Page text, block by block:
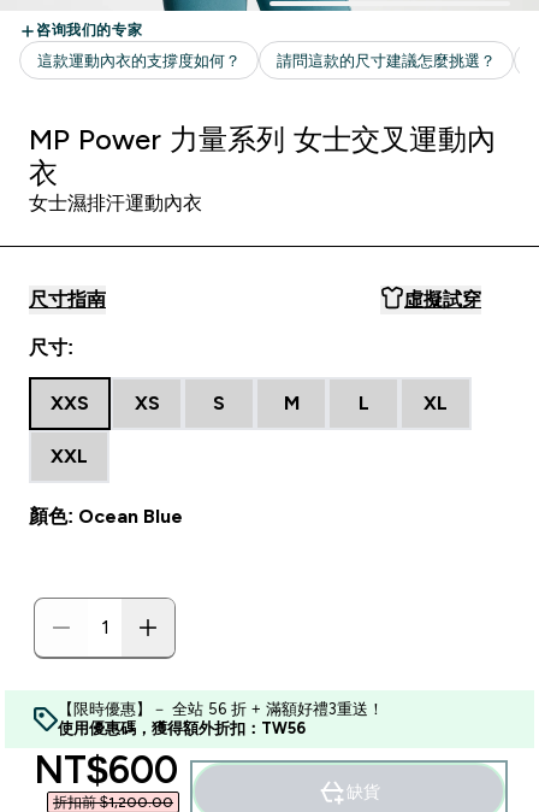
MP Power 力量系列 女士交叉運動內
衣
女士濕排汗運動內衣
尺寸指南 虛擬試穿
尺寸:
XXS XS S M L XL
XXL
顏色: Ocean Blue
【限時優惠】－ 全站 56 折 + 滿額好禮3重送！
使用優惠碼，獲得額外折扣：TW56
discounted price
NT$600‎
折扣前 $1,200.00‎
缺貨